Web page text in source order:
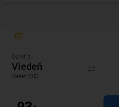
Odlet z
Viedeň
Viedeň (VIE)